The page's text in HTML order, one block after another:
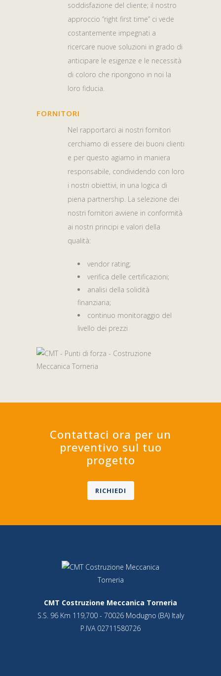
soddisfazione del cliente; il nostro
approccio “right first time” ci vede
costantemente impegnati a
ricercare nuove soluzioni in grado di
anticipare le esigenze e le necessità
di coloro che ripongono in noi la
loro fiducia.
FORNITORI
Nel rapportarci ai nostri fornitori
cerchiamo di essere dei buoni clienti
e per questo agiamo in maniera
responsabile, condividendo con loro
i nostri obiettivi, in una logica di
piena partnership. La selezione dei
nostri fornitori avviene in conformità
ai nostri principi e valori della
qualità:
vendor rating;
verifica delle certificazioni;
analisi della solidità
finanziaria;
continuo monitoraggio del
livello dei prezzi
Contattaci ora per un
preventivo sul tuo
progetto
RICHIEDI
CMT Costruzione Meccanica Torneria
S.S. 96 Km 119,700 - 70026 Modugno (BA) Italy
P.IVA 02711580726